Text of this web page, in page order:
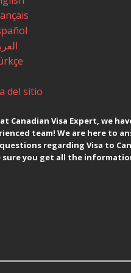
del sitio
Canadian Visa Expert, we
team! We are here to
regarding Visa to
sure you get all the